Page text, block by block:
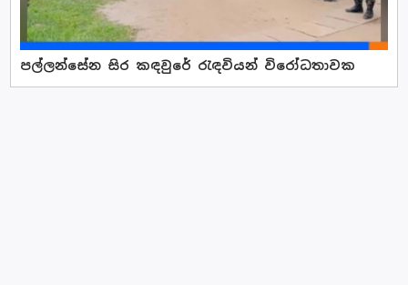
පල්ලන්සේන සිර කඳවුරේ රැ ඳවියන් විරෝධතාවක